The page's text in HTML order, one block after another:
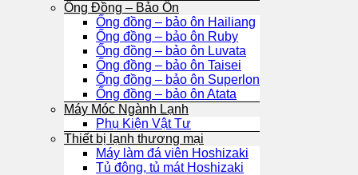
Ống Đồng – Bảo Ôn
Ống đồng – bảo ôn Hailiang
Ống đồng – bảo ôn Ruby
Ống đồng – bảo ôn Luvata
Ống đồng – bảo ôn Taisei
Ống đồng – bảo ôn Superlon
Ống đồng – bảo ôn Atata
Máy Móc Ngành Lạnh
Phụ Kiện Vật Tư
Thiết bị lạnh thương mại
Máy làm đá viên Hoshizaki
Tủ đông, tủ mát Hoshizaki